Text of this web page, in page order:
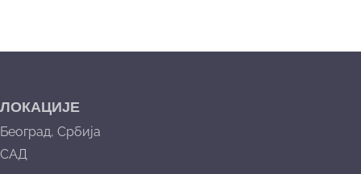
ЛОКАЦИЈЕ
Београд, Србија
САД